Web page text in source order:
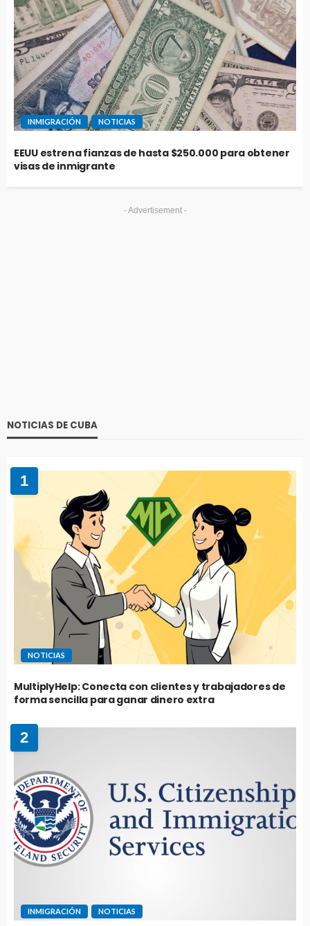
INMIGRACIÓN NOTICIAS
EEUU estrena fianzas de hasta $250.000 para obtener
visas de inmigrante
- Advertisement -
NOTICIAS DE CUBA
1
NOTICIAS
MultiplyHelp: Conecta con clientes y trabajadores de
forma sencilla para ganar dinero extra
2
INMIGRACIÓN NOTICIAS